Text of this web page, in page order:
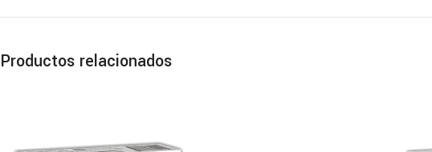
Productos relacionados